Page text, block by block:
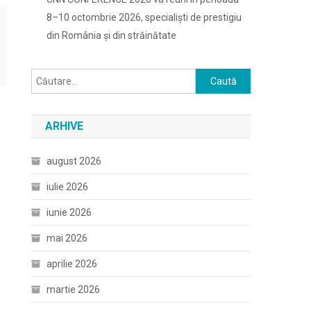
8–10 octombrie 2026, specialiști de prestigiu
din România și din străinătate
Caută
după:
ARHIVE
august 2026
iulie 2026
iunie 2026
mai 2026
aprilie 2026
martie 2026